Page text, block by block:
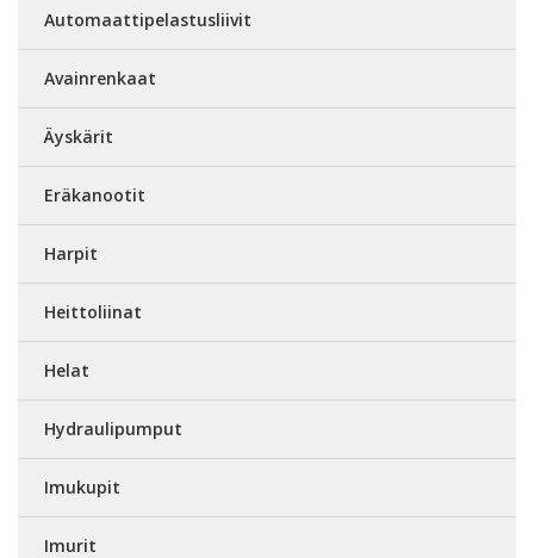
Automaattipelastusliivit
Avainrenkaat
Äyskärit
Eräkanootit
Harpit
Heittoliinat
Helat
Hydraulipumput
Imukupit
Imurit